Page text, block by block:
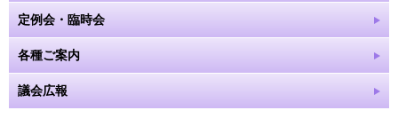
定例会・臨時会
各種ご案内
議会広報